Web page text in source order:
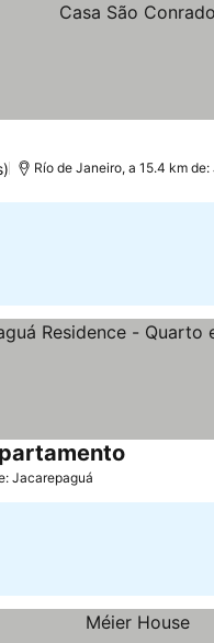
Río de Janeiro, a 15.4 km
Jacarepaguá